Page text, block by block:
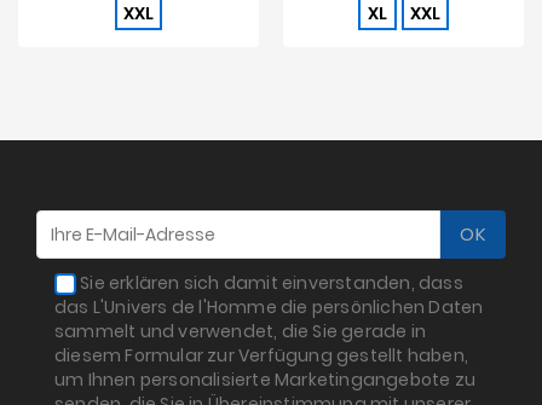
XXL
XL
XXL
Sie erklären sich damit einverstanden, dass
das L'Univers de l'Homme die persönlichen Daten
sammelt und verwendet, die Sie gerade in
diesem Formular zur Verfügung gestellt haben,
um Ihnen personalisierte Marketingangebote zu